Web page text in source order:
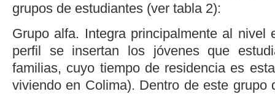
grupos de estudiantes (ver tabla 2):
Grupo alfa. Integra principalmente al nivel
perfil se insertan los jóvenes que
familias, cuyo tiempo de residencia es
viviendo en Colima). Dentro de este grupo